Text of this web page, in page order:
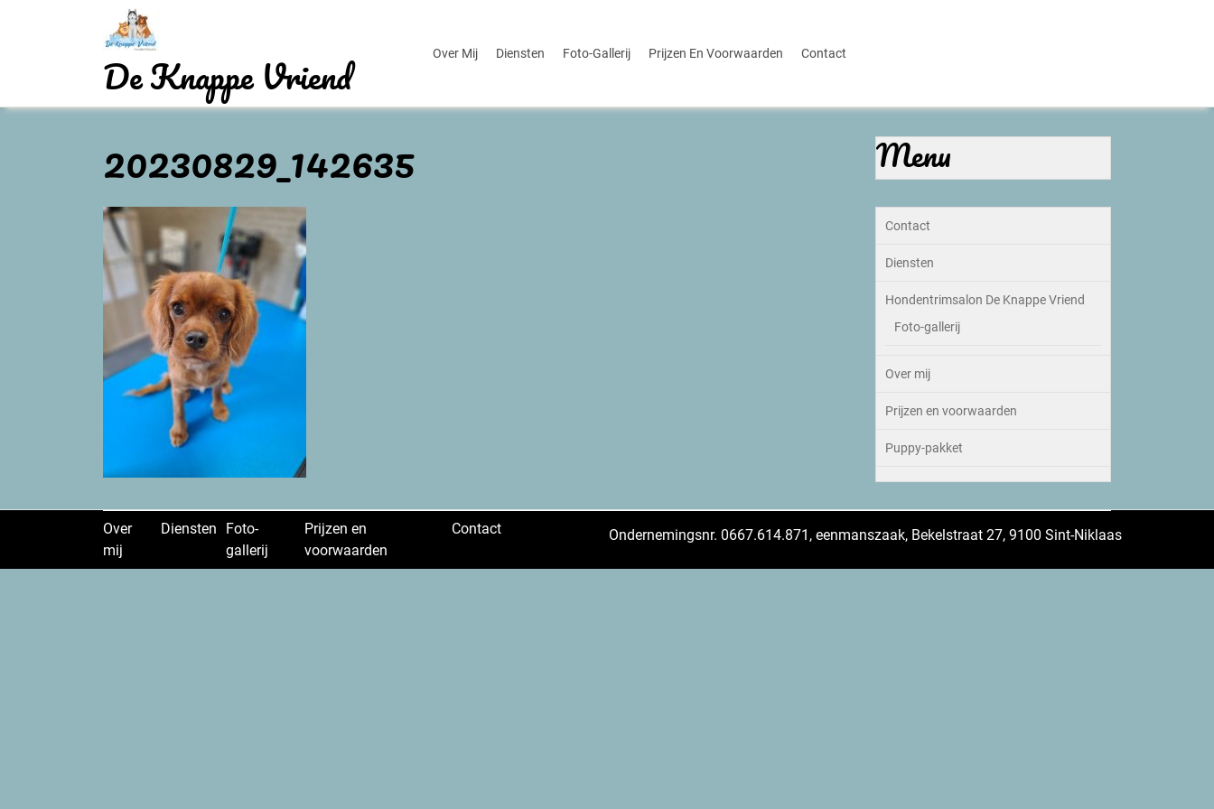
De Knappe Vriend Over Mij Diensten Foto-Gallerij Prijzen En Voorwaarden Contact
20230829_142635 Menu
Contact
Diensten
Hondentrimsalon De Knappe Vriend
Foto-gallerij
Over mij
Prijzen en voorwaarden
Puppy-pakket
Over
mij
Diensten
Foto-
gallerij
Prijzen en
voorwaarden
Contact Ondernemingsnr. 0667.614.871, eenmanszaak, Bekelstraat 27, 9100 Sint-Niklaas